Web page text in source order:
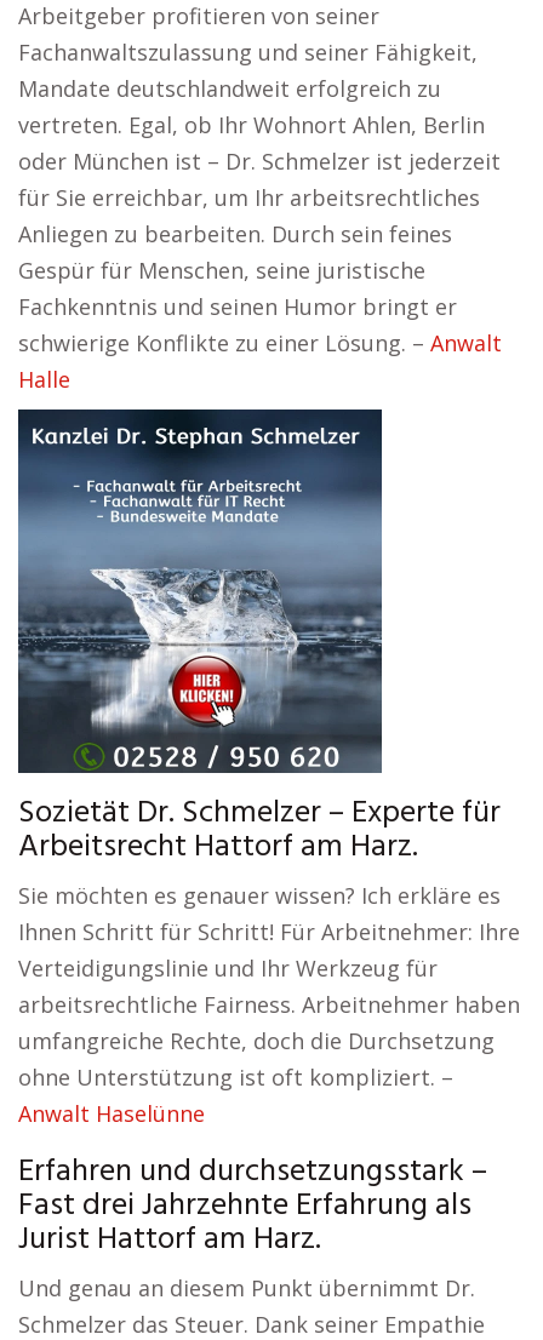
Arbeitgeber profitieren von seiner
Fachanwaltszulassung und seiner Fähigkeit,
Mandate deutschlandweit erfolgreich zu
vertreten. Egal, ob Ihr Wohnort Ahlen, Berlin
oder München ist – Dr. Schmelzer ist jederzeit
für Sie erreichbar, um Ihr arbeitsrechtliches
Anliegen zu bearbeiten. Durch sein feines
Gespür für Menschen, seine juristische
Fachkenntnis und seinen Humor bringt er
schwierige Konflikte zu einer Lösung. – Anwalt
Halle
Sozietät Dr. Schmelzer – Experte für
Arbeitsrecht Hattorf am Harz.
Sie möchten es genauer wissen? Ich erkläre es
Ihnen Schritt für Schritt! Für Arbeitnehmer: Ihre
Verteidigungslinie und Ihr Werkzeug für
arbeitsrechtliche Fairness. Arbeitnehmer haben
umfangreiche Rechte, doch die Durchsetzung
ohne Unterstützung ist oft kompliziert. –
Anwalt Haselünne
Erfahren und durchsetzungsstark –
Fast drei Jahrzehnte Erfahrung als
Jurist Hattorf am Harz.
Und genau an diesem Punkt übernimmt Dr.
Schmelzer das Steuer. Dank seiner Empathie